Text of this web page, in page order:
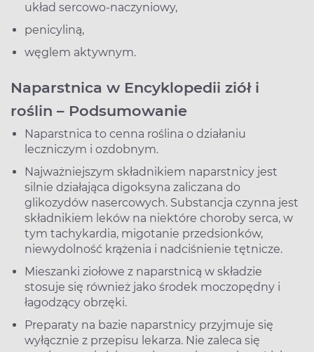
układ sercowo-naczyniowy,
penicyliną,
węglem aktywnym.
Naparstnica w Encyklopedii ziół i
roślin – Podsumowanie
Naparstnica to cenna roślina o działaniu
leczniczym i ozdobnym.
Najważniejszym składnikiem naparstnicy jest
silnie działająca digoksyna zaliczana do
glikozydów nasercowych. Substancja czynna jest
składnikiem leków na niektóre choroby serca, w
tym tachykardia, migotanie przedsionków,
niewydolność krążenia i nadciśnienie tętnicze.
Mieszanki ziołowe z naparstnicą w składzie
stosuje się również jako środek moczopędny i
łagodzący obrzęki.
Preparaty na bazie naparstnicy przyjmuje się
wyłącznie z przepisu lekarza. Nie zaleca się